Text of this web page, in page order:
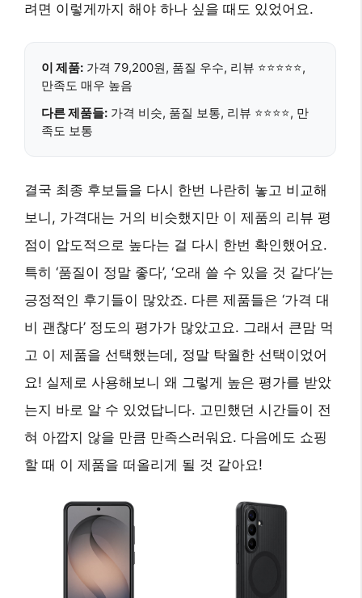
려면 이렇게까지 해야 하나 싶을 때도 있었어요.
이 제품: 가격 79,200원, 품질 우수, 리뷰 ⭐⭐⭐⭐⭐,
만족도 매우 높음
다른 제품들: 가격 비슷, 품질 보통, 리뷰 ⭐⭐⭐⭐, 만
족도 보통
결국 최종 후보들을 다시 한번 나란히 놓고 비교해
보니, 가격대는 거의 비슷했지만 이 제품의 리뷰 평
점이 압도적으로 높다는 걸 다시 한번 확인했어요.
특히 ‘품질이 정말 좋다’, ‘오래 쓸 수 있을 것 같다’는
긍정적인 후기들이 많았죠. 다른 제품들은 ‘가격 대
비 괜찮다’ 정도의 평가가 많았고요. 그래서 큰맘 먹
고 이 제품을 선택했는데, 정말 탁월한 선택이었어
요! 실제로 사용해보니 왜 그렇게 높은 평가를 받았
는지 바로 알 수 있었답니다. 고민했던 시간들이 전
혀 아깝지 않을 만큼 만족스러워요. 다음에도 쇼핑
할 때 이 제품을 떠올리게 될 것 같아요!